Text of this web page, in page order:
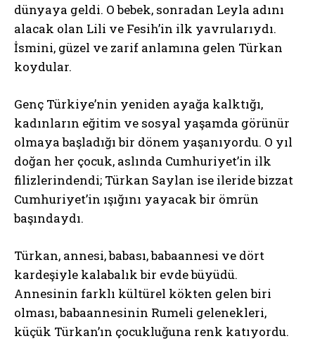
dünyaya geldi. O bebek, sonradan Leyla adını
alacak olan Lili ve Fesih’in ilk yavrularıydı.
İsmini, güzel ve zarif anlamına gelen Türkan
koydular.
Genç Türkiye’nin yeniden ayağa kalktığı,
kadınların eğitim ve sosyal yaşamda görünür
olmaya başladığı bir dönem yaşanıyordu. O yıl
doğan her çocuk, aslında Cumhuriyet’in ilk
filizlerindendi; Türkan Saylan ise ileride bizzat
Cumhuriyet’in ışığını yayacak bir ömrün
başındaydı.
Türkan, annesi, babası, babaannesi ve dört
kardeşiyle kalabalık bir evde büyüdü.
Annesinin farklı kültürel kökten gelen biri
olması, babaannesinin Rumeli gelenekleri,
küçük Türkan’ın çocukluğuna renk katıyordu.